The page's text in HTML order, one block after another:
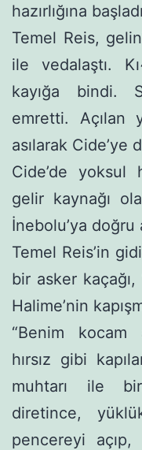
hazırlığına
Temel Reis,
ile vedalaştı.
kayığa bindi.
emretti. Açılan
asılarak Cide’ye
Cide’de yoksul
gelir kaynağı
İnebolu’ya doğru
Temel Reis’in
bir asker kaçağı,
Halime’nin
“Benim kocam
hırsız gibi
muhtarı ile
diretince,
pencereyi